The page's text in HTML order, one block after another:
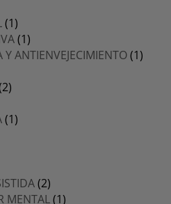
(1)
(1)
Y ANTIENVEJECIMIENTO(1)
(1)
(2)
MENTAL(1)